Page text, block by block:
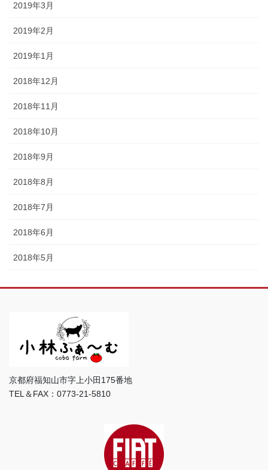
2019年3月
2019年2月
2019年1月
2018年12月
2018年11月
2018年10月
2018年9月
2018年8月
2018年7月
2018年6月
2018年5月
京都府福知山市字上小田175番地
TEL＆FAX：0773-21-5810